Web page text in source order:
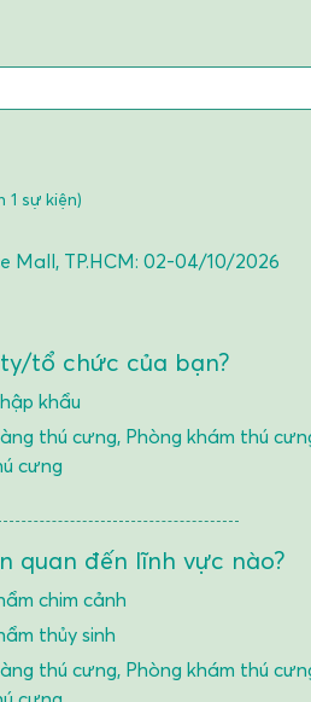
sự kiện)
Mall, TP.HCM: 02-04/10/2026
tổ chức của bạn?
khẩu
thú cưng, Phòng khám thú
cưng
quan đến lĩnh vực nào?
chim cảnh
thủy sinh
thú cưng, Phòng khám thú